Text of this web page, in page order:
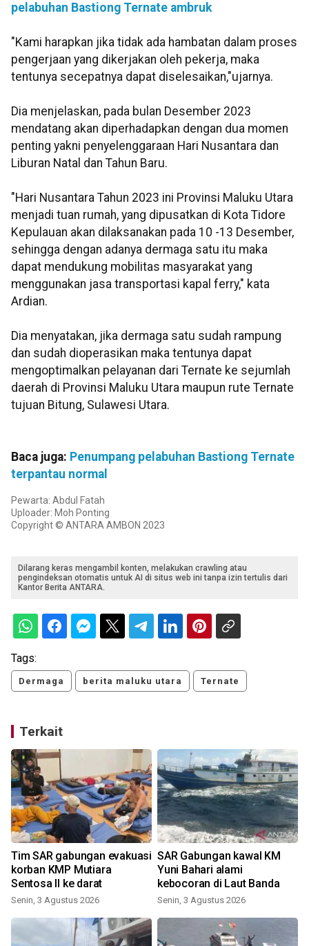
pelabuhan Bastiong Ternate ambruk
"Kami harapkan jika tidak ada hambatan dalam proses
pengerjaan yang dikerjakan oleh pekerja, maka
tentunya secepatnya dapat diselesaikan,"ujarnya.
Dia menjelaskan, pada bulan Desember 2023
mendatang akan diperhadapkan dengan dua momen
penting yakni penyelenggaraan Hari Nusantara dan
Liburan Natal dan Tahun Baru.
"Hari Nusantara Tahun 2023 ini Provinsi Maluku Utara
menjadi tuan rumah, yang dipusatkan di Kota Tidore
Kepulauan akan dilaksanakan pada 10 -13 Desember,
sehingga dengan adanya dermaga satu itu maka
dapat mendukung mobilitas masyarakat yang
menggunakan jasa transportasi kapal ferry," kata
Ardian.
Dia menyatakan, jika dermaga satu sudah rampung
dan sudah dioperasikan maka tentunya dapat
mengoptimalkan pelayanan dari Ternate ke sejumlah
daerah di Provinsi Maluku Utara maupun rute Ternate
tujuan Bitung, Sulawesi Utara.
Baca juga: Penumpang pelabuhan Bastiong Ternate
terpantau normal
Pewarta: Abdul Fatah
Uploader: Moh Ponting
Copyright © ANTARA AMBON 2023
Dilarang keras mengambil konten, melakukan crawling atau
pengindeksan otomatis untuk AI di situs web ini tanpa izin tertulis dari
Kantor Berita ANTARA.
Tags:
Dermaga berita maluku utara Ternate
Terkait
Tim SAR gabungan evakuasi
korban KMP Mutiara
Sentosa II ke darat
Senin, 3 Agustus 2026
SAR Gabungan kawal KM
Yuni Bahari alami
kebocoran di Laut Banda
Senin, 3 Agustus 2026